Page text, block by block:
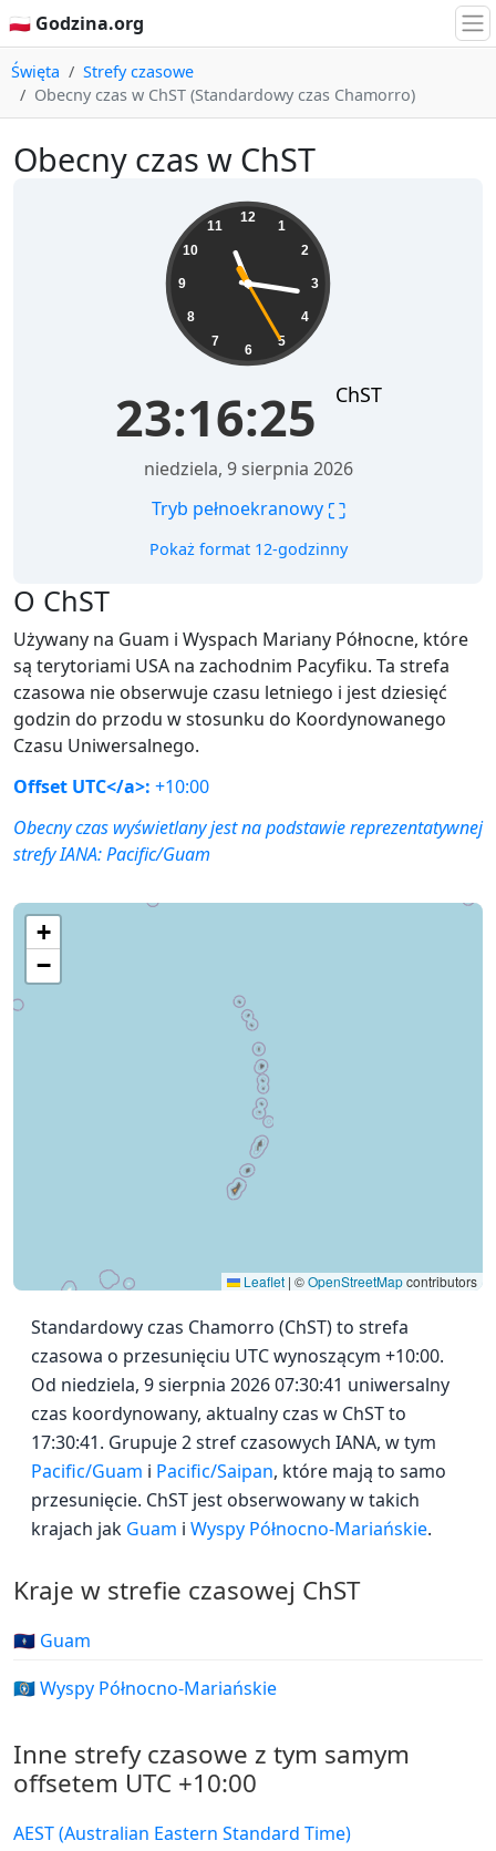
🇵🇱 Godzina.org
Święta
Strefy czasowe
Obecny czas w ChST (Standardowy czas Chamorro)
Obecny czas w ChST
12
1
2
3
4
5
6
7
8
9
10
11
23:16:25 ChST
niedziela, 9 sierpnia 2026
Tryb pełnoekranowy ⛶
Pokaż format 12-godzinny
O ChST
Używany na Guam i Wyspach Mariany Północne, które
są terytoriami USA na zachodnim Pacyfiku. Ta strefa
czasowa nie obserwuje czasu letniego i jest dziesięć
godzin do przodu w stosunku do Koordynowanego
Czasu Uniwersalnego.
Offset UTC</a>: +10:00
Obecny czas wyświetlany jest na podstawie reprezentatywnej
strefy IANA:Pacific/Guam
+
−
Leaflet | ©OpenStreetMapcontributors
Standardowy czas Chamorro (ChST) to strefa
czasowa o przesunięciu UTC wynoszącym +10:00.
Od niedziela, 9 sierpnia 2026 07:30:41 uniwersalny
czas koordynowany, aktualny czas w ChST to
17:30:41. Grupuje 2 stref czasowych IANA, w tym
Pacific/Guam i Pacific/Saipan, które mają to samo
przesunięcie. ChST jest obserwowany w takich
krajach jak Guam i Wyspy Północno-Mariańskie.
Kraje w strefie czasowej ChST
🇬🇺 Guam
🇲🇵 Wyspy Północno-Mariańskie
Inne strefy czasowe z tym samym
offsetem UTC +10:00
AEST (Australian Eastern Standard Time)